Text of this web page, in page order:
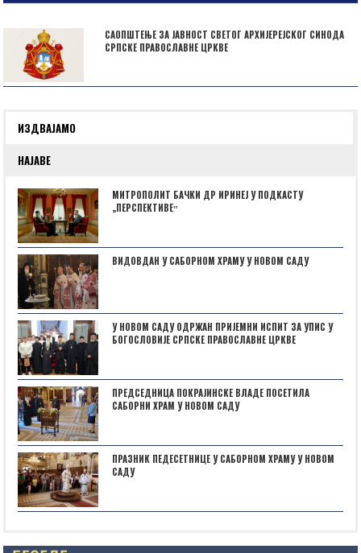
САОПШТЕЊЕ ЗА ЈАВНОСТ СВЕТОГ АРХИЈЕРЕЈСКОГ СИНОДА
СРПСКЕ ПРАВОСЛАВНЕ ЦРКВЕ
ИЗДВАЈАМО
НАЈАВЕ
МИТРОПОЛИТ БАЧКИ ДР ИРИНЕЈ У ПОДКАСТУ
„ПЕРСПЕКТИВЕˮ
ВИДОВДАН У САБОРНОМ ХРАМУ У НОВОМ САДУ
У НОВОМ САДУ ОДРЖАН ПРИЈЕМНИ ИСПИТ ЗА УПИС У
БОГОСЛОВИЈЕ СРПСКЕ ПРАВОСЛАВНЕ ЦРКВЕ
ПРЕДСЕДНИЦА ПОКРАЈИНСКЕ ВЛАДЕ ПОСЕТИЛА
САБОРНИ ХРАМ У НОВОМ САДУ
ПРАЗНИК ПЕДЕСЕТНИЦЕ У САБОРНОМ ХРАМУ У НОВОМ
САДУ
Posts not found